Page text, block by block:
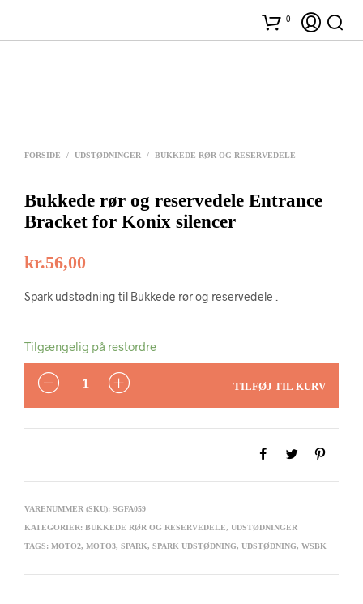
0
FORSIDE / UDSTØDNINGER / BUKKEDE RØR OG RESERVEDELE
Bukkede rør og reservedele Entrance
Bracket for Konix silencer
kr.56,00
Spark udstødning til Bukkede rør og reservedele .
Tilgængelig på restordre
ANTAL
TILFØJ TIL KURV
VARENUMMER (SKU): SGFA059
KATEGORIER: BUKKEDE RØR OG RESERVEDELE, UDSTØDNINGER
TAGS: MOTO2, MOTO3, SPARK, SPARK UDSTØDNING, UDSTØDNING, WSBK